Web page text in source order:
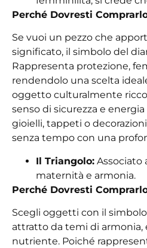
Perché Dovresti
Se vuoi un pezzo che
significato, il simbolo del
Rappresenta protezione,
rendendolo una scelta
oggetto culturalmente
senso di sicurezza e
gioielli, tappeti o
senza tempo con una
Il Triangolo: Associato
maternità e armonia.
Perché Dovresti
Scegli oggetti con il
attratto da temi di armonia,
nutriente. Poiché